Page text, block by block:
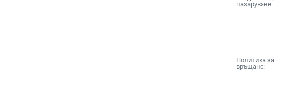
пазаруване:
Политика за
връщане: